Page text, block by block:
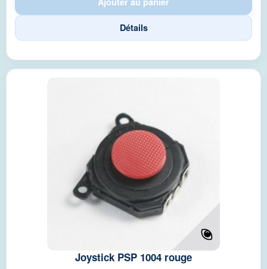
Détails
Joystick PSP 1004 rouge